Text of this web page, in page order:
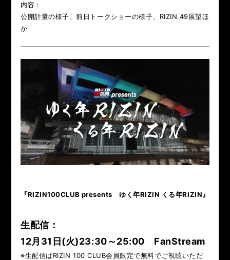
内容：
公開計量の様子、前日トークショーの様子、RIZIN.49展望ほ
か
『RIZIN100CLUB presents ゆく年RIZIN くる年RIZIN』
生配信：
12月31日(火)23:30～25:00 FanStream
※生配信はRIZIN 100 CLUB会員限定で無料でご視聴いただ